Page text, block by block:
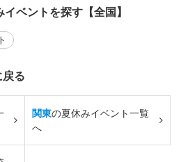
ベントを探す【全国】
る
関東の夏休みイベント一覧
へ